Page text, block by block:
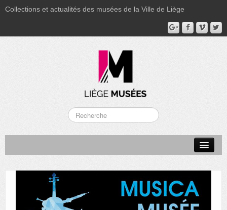
Collections et actualités des musées de la Ville de Liège
MUSÉE GRÉTRY
MUSÉE DU LUMINAIRE